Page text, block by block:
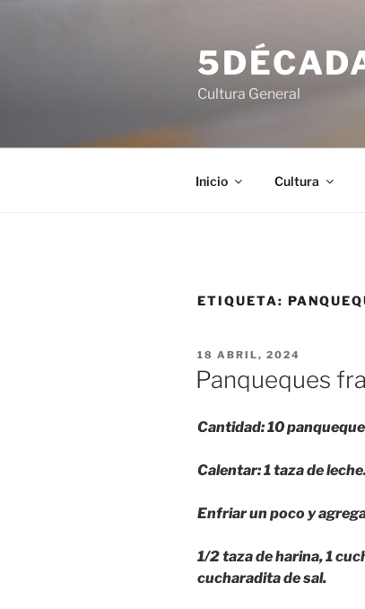
Cultura General
Inicio Cultura
ETIQUETA:
PUBLICADO
EL
18 ABRIL, 2024
Panqueques
Cantidad: 10
Calentar: 1 taza de
Enfriar un poco y
1/2 taza de harina, 1
cucharadita de sal.